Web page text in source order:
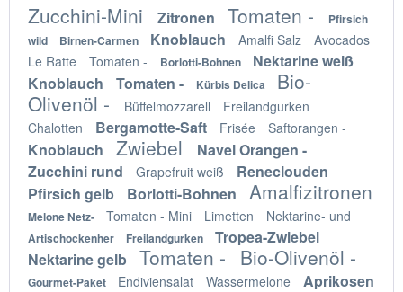
Zucchini-Mini Zitronen Tomaten -
Pfirsich
wild
Birnen-Carmen Knoblauch Amalfi Salz
Avocados
Le Ratte
Tomaten - Borlotti-Bohnen
Nektarine weiß
Knoblauch
Tomaten - Kürbis Delica
Bio-
Olivenöl -
Büffelmozzarell
Freilandgurken
Chalotten
Bergamotte-Saft Frisée Saftorangen -
Knoblauch Zwiebel
Navel Orangen -
Zucchini rund
Grapefruit weiß
Reneclouden
Pfirsich gelb
Borlotti-Bohnen Amalfizitronen
Melone Netz- Tomaten - Mini Limetten Nektarine- und
Artischockenher Freilandgurken
Tropea-Zwiebel
Nektarine gelb
Tomaten - Bio-Olivenöl -
Gourmet-Paket Endiviensalat Wassermelone Aprikosen